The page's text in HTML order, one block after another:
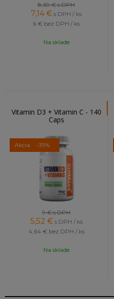
8,69 €s DPH
7,14 € s DPH / ks
6 € bez DPH / ks
Na sklade
Vitamin D3 + Vitamin C - 140
Caps
Akcia -39%
9 €s DPH
5,52 € s DPH / ks
4,64 € bez DPH / ks
Na sklade